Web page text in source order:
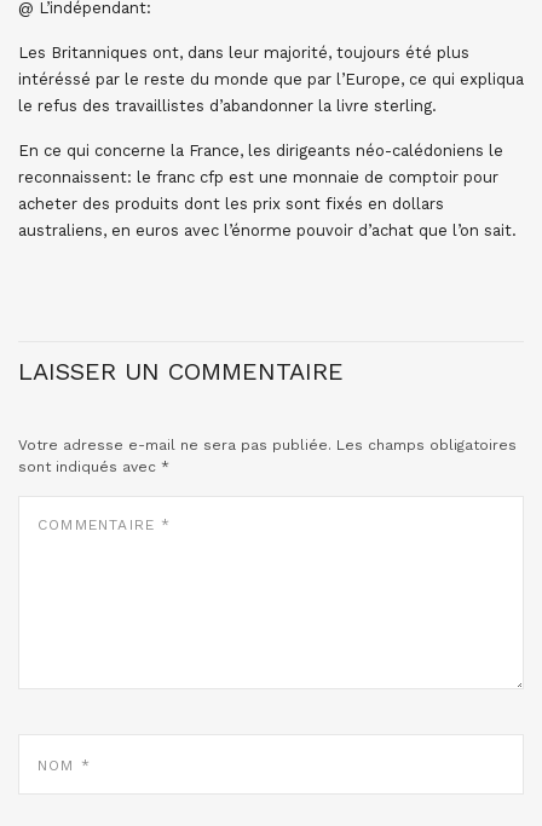
@ L’indépendant:
Les Britanniques ont, dans leur majorité, toujours été plus
intéréssé par le reste du monde que par l’Europe, ce qui expliqua
le refus des travaillistes d’abandonner la livre sterling.
En ce qui concerne la France, les dirigeants néo-calédoniens le
reconnaissent: le franc cfp est une monnaie de comptoir pour
acheter des produits dont les prix sont fixés en dollars
australiens, en euros avec l’énorme pouvoir d’achat que l’on sait.
LAISSER UN COMMENTAIRE
Votre adresse e-mail ne sera pas publiée. Les champs obligatoires
sont indiqués avec *